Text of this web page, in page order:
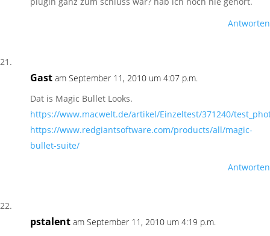
Antworten
Gast am September 11, 2010 um 4:07 p.m.
Dat is Magic Bullet Looks.
https://www.macwelt.de/artikel/Einzeltest/371240/
https://www.redgiantsoftware.com/products/all/magic-
bullet-suite/
Antworten
pstalent am September 11, 2010 um 4:19 p.m.